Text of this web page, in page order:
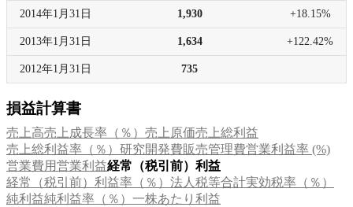
2014年1月31日 1,930 +18.15%
2013年1月31日 1,634 +122.42%
2012年1月31日 735
損益計算書
売上高売上成長率（％） 売上原価売上総利益
売上総利益率（％） 研究開発費販売管理費営業利益率 (%)
営業費用営業利益経常（税引前）利益
経常（税引前）利益率（％） 法人税等合計実効税率（％）
純利益純利益率（％） 一株あたり利益